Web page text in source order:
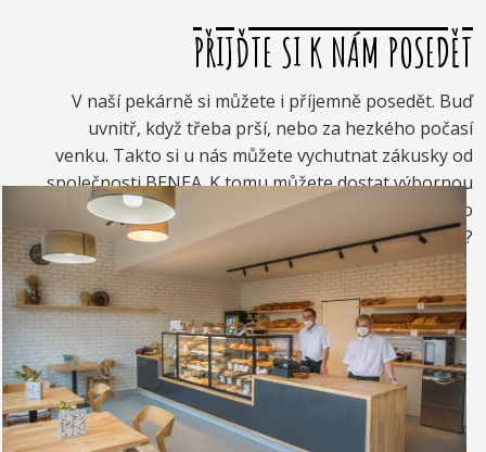
PŘIJĎTE SI K NÁM POSEDĚT
V naší pekárně si můžete i příjemně posedět. Buď
uvnitř, když třeba prší, nebo za hezkého počasí
venku. Takto si u nás můžete vychutnat zákusky od
společnosti BENEA. K tomu můžete dostat výbornou
kávou. Nebo si raději dáte zrmzlinový pohár nebo
vynikající točenou zmrzlinu?